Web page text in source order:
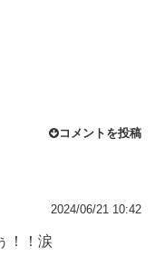
コメントを投稿
2024/06/21 10:42
！！涙